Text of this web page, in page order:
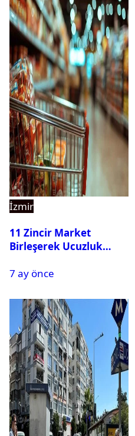
İzmir
11 Zincir Market
Birleşerek Ucuzluk
7 ay önce